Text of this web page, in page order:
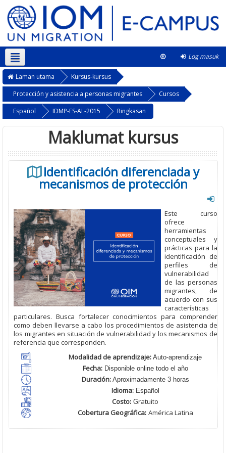
Log masuk
Bahasa Melayu ‎(ms)‎ This course
Laman utama
Kursus-kursus
Protección y asistencia a personas migrantes
Cursos
Español
IDMP-ES-AL-2015 Ringkasan
Maklumat kursus
Identificación diferenciada y
mecanismos de protección
Este curso
ofrece
herramientas
conceptuales y
prácticas para la
identificación de
perfiles de
vulnerabilidad
de las personas
migrantes, de
acuerdo con sus
características
particulares. Busca fortalecer conocimientos para comprender
como deben llevarse a cabo los procedimientos de asistencia de
los migrantes en situación de vulnerabilidad y los mecanismos de
referencia que corresponden.
Modalidad de aprendizaje: Auto-aprendizaje
Fecha:Disponible online todo el año
Duración:Aproximadamente 3 horas
Idioma:Español
Costo: Gratuito
Cobertura Geográfica: América Latina